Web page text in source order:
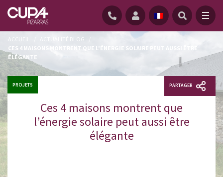
ACCUEIL ACTUALITÉ BLOG
/
CES 4 MAISONS MONTRENT QUE L’ÉNERGIE SOLAIRE PEUT AUSSI ÊTRE
ÉLÉGANTE
PROJETS PARTAGER
Ces 4 maisons montrent que
l’énergie solaire peut aussi être
élégante